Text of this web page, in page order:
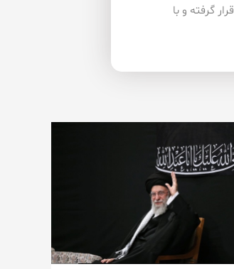
«آفتاب مهر۲» منتشر نماید. امید است این تلاش ناچیز مورد عنایت حضرت مهدی۴ قرار گرفته و با